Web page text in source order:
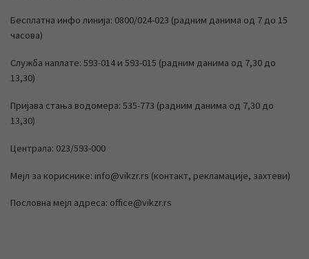
Бесплатна инфо линија: 0800/024-023 (радним данима од 7 до 15
часова)
Служба наплате: 593-014 и 593-015 (радним данима од 7,30 до
13,30)
Пријава стања водомера: 535-773 (радним данима од 7,30 до
13,30)
Централа: 023/593-000
Мејл за кориснике: info@vikzr.rs (контакт, рекламације, захтеви)
Пословна мејл адреса: office@vikzr.rs